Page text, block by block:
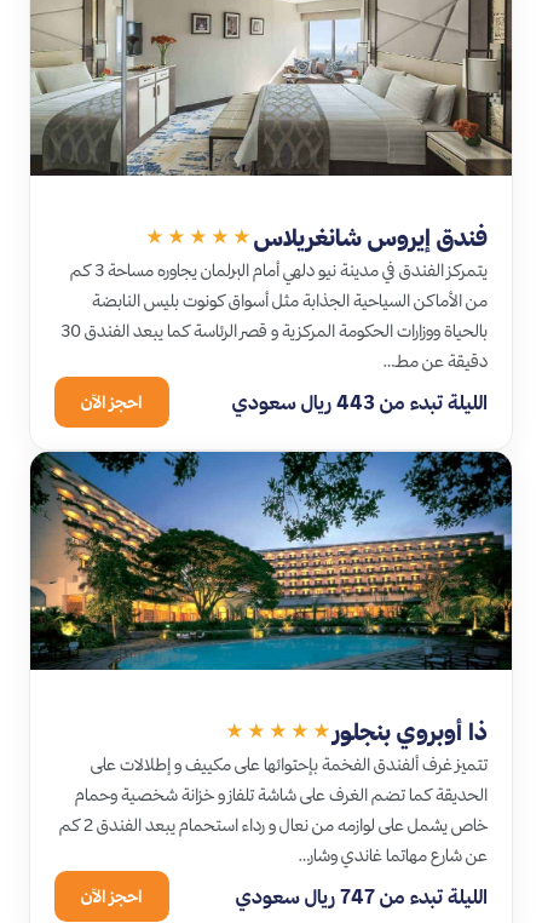
فندق إيروس شانغريلاس ★★★★★
يتمركز الفندق في مدينة نيو دلهي أمام البرلمان يجاوره مساحة 3 كم
من الأماكن السياحية الجذابة مثل أسواق كونوت بليس النابضة
بالحياة ووزارات الحكومة المركزية و قصر الرئاسة كما يبعد الفندق 30
دقيقة عن مط…
الليلة تبدء من 443 ريال سعودي احجز الآن
ذا أوبروي بنجلور ★★★★★
تتميز غرف ألفندق الفخمة بإحتوائها على مكييف و إطلالات على
الحديقة كما تضم الغرف على شاشة تلفاز و خزانة شخصية وحمام
خاص يشمل على لوازمه من نعال و رداء استحمام يبعد الفندق 2 كم
عن شارع مهاتما غاندي وشار…
الليلة تبدء من 747 ريال سعودي احجز الآن